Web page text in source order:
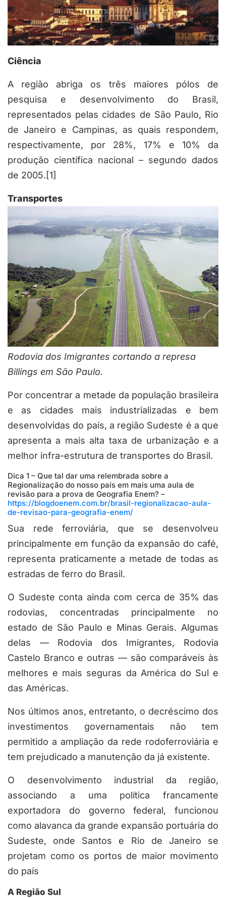
Ciência
A região abriga os três maiores pólos de
pesquisa e desenvolvimento do Brasil,
representados pelas cidades de São Paulo, Rio
de Janeiro e Campinas, as quais respondem,
respectivamente, por 28%, 17% e 10% da
produção científica nacional – segundo dados
de 2005.[1]
Transportes
Rodovia dos Imigrantes cortando a represa
Billings em São Paulo.
Por concentrar a metade da população brasileira
e as cidades mais industrializadas e bem
desenvolvidas do país, a região Sudeste é a que
apresenta a mais alta taxa de urbanização e a
melhor infra-estrutura de transportes do Brasil.
Dica 1 – Que tal dar uma relembrada sobre a
Regionalização do nosso país em mais uma aula de
revisão para a prova de Geografia Enem? –
https://blogdoenem.com.br/brasil-regionalizacao-aula-
de-revisao-para-geografia-enem/
Sua rede ferroviária, que se desenvolveu
principalmente em função da expansão do café,
representa praticamente a metade de todas as
estradas de ferro do Brasil.
O Sudeste conta ainda com cerca de 35% das
rodovias, concentradas principalmente no
estado de São Paulo e Minas Gerais. Algumas
delas — Rodovia dos Imigrantes, Rodovia
Castelo Branco e outras — são comparáveis às
melhores e mais seguras da América do Sul e
das Américas.
Nos últimos anos, entretanto, o decréscimo dos
investimentos governamentais não tem
permitido a ampliação da rede rodoferroviária e
tem prejudicado a manutenção da já existente.
O desenvolvimento industrial da região,
associando a uma política francamente
exportadora do governo federal, funcionou
como alavanca da grande expansão portuária do
Sudeste, onde Santos e Rio de Janeiro se
projetam como os portos de maior movimento
do país
A Região Sul